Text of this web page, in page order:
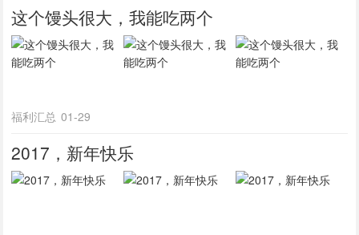
这个馒头很大，我能吃两个
福利汇总 01-29
2017，新年快乐